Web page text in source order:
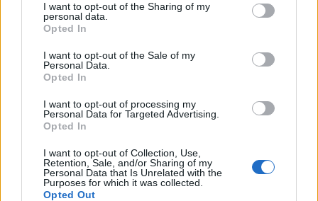
I want to opt-out of the Sharing of my
personal data.
Opted In
I want to opt-out of the Sale of my
Personal Data.
Opted In
I want to opt-out of processing my
Personal Data for Targeted Advertising.
Opted In
I want to opt-out of Collection, Use,
Retention, Sale, and/or Sharing of my
Personal Data that Is Unrelated with the
Purposes for which it was collected.
Opted Out